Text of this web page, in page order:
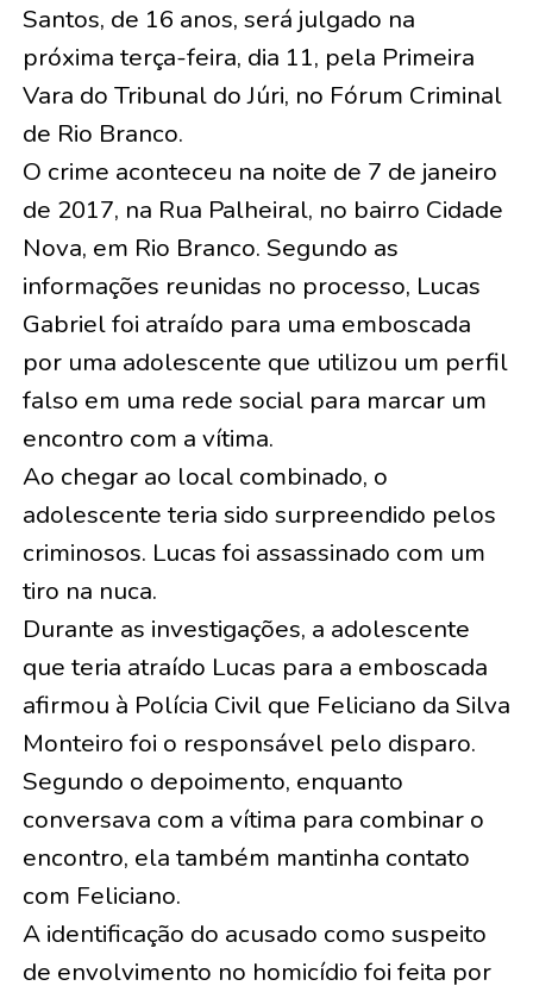
Santos, de 16 anos, será julgado na
próxima terça-feira, dia 11, pela Primeira
Vara do Tribunal do Júri, no Fórum Criminal
de Rio Branco.
O crime aconteceu na noite de 7 de janeiro
de 2017, na Rua Palheiral, no bairro Cidade
Nova, em Rio Branco. Segundo as
informações reunidas no processo, Lucas
Gabriel foi atraído para uma emboscada
por uma adolescente que utilizou um perfil
falso em uma rede social para marcar um
encontro com a vítima.
Ao chegar ao local combinado, o
adolescente teria sido surpreendido pelos
criminosos. Lucas foi assassinado com um
tiro na nuca.
Durante as investigações, a adolescente
que teria atraído Lucas para a emboscada
afirmou à Polícia Civil que Feliciano da Silva
Monteiro foi o responsável pelo disparo.
Segundo o depoimento, enquanto
conversava com a vítima para combinar o
encontro, ela também mantinha contato
com Feliciano.
A identificação do acusado como suspeito
de envolvimento no homicídio foi feita por